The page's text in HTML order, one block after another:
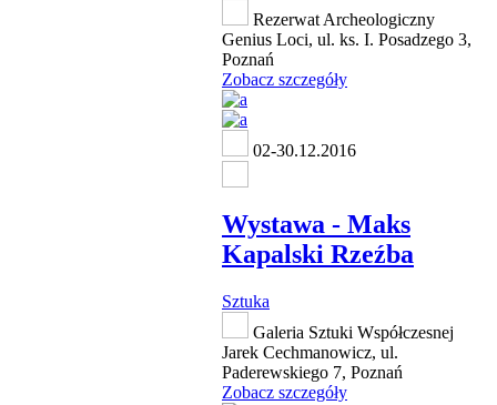
Rezerwat Archeologiczny
Genius Loci, ul. ks. I. Posadzego 3,
Poznań
Zobacz szczegóły
02-30.12.2016
Wystawa - Maks
Kapalski Rzeźba
Sztuka
Galeria Sztuki Współczesnej
Jarek Cechmanowicz, ul.
Paderewskiego 7, Poznań
Zobacz szczegóły